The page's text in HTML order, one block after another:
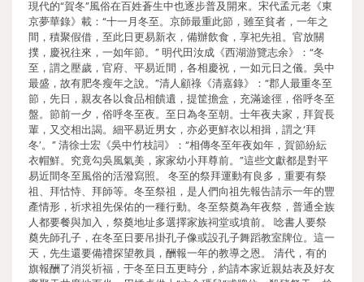
現代的“賀冬”風俗在百姓蒼生中也逐步普及開來。宋代孟元老《東
京夢華錄》載：“十一月冬至。京師最重此節，雖至貧者，一年之
間，積聚假借，至此日更易新衣，備辦飲食，享祀先祖。官放關
撲，慶祝往來，一如年節。” 明代田汝成《西湖游覽志余》：“冬
至，謂之壓歲，官府、平易近間，各相慶祝，一如元日之儀。吳中
最盛，故有肥冬瘦年之說。”清人顧祿《清嘉錄》：“郡人最重冬至
節，先日，親友各以食品相饋遺，提筐擔盒，充滿途徑，俗呼冬至
盤。節前一夕，俗呼冬至夜。至日為冬至朝。士年夜夫家，拜賀長
輩，又交相出謁。細平易近男女，亦必更鮮衣以相揖，謂之‘拜
冬’。” 清徐士宏《吳中竹枝詞》：“相傳冬至年夜如年，賀節紛紜
衣帽鮮。究竟勾吳風氣美，家家幼小拜尊前。”這些文獻都是對平
易近間冬至風俗的活潑寫照。 冬至的祭拜運動有良多，重要有祭
祖、拜怙恃、拜師等。冬至祭祖，是人們向祖先報告請示一年的豐
產情形，祈求祖先保佑的一種行動。冬至祭奠為年夜祭，普通全族
人都要餐與加入，祭奠地址多選擇家族祠堂或墳前。 唸書人要祭
奠先師孔子，在冬至日要吊掛孔子像或設孔子舞蹈教室牌位。這一
天，先生還要備禮探望教員，酬報一年的教導之恩。 清代，有的
旗報酬了消災祈福，于冬至日五更時分，約請本家近親姑表及好友